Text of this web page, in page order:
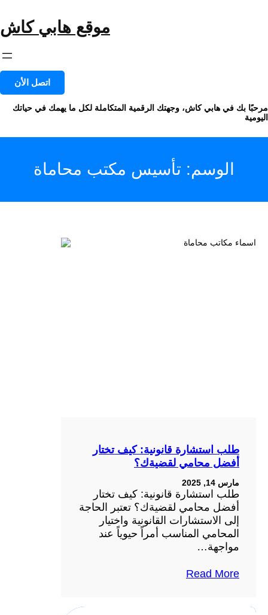
موقع هابي كاش
اتصل الأن
مرحبًا بك في هابي كاش، وجهتك الرقمية المتكاملة لكل ما يهمك في حياتك
اليومية
الوسم: تأسيس مكتب محاماة
طلب استشارة قانونية: كيف تختار
أفضل محامي لقضيةك؟
مارس 14, 2025
طلب استشارة قانونية: كيف تختار
أفضل محامي لقضيةك؟ تعتبر الحاجة
إلى الاستشارات القانونية واختيار
المحامي المناسب أمراً حيوياً عند
مواجهة…
Read More